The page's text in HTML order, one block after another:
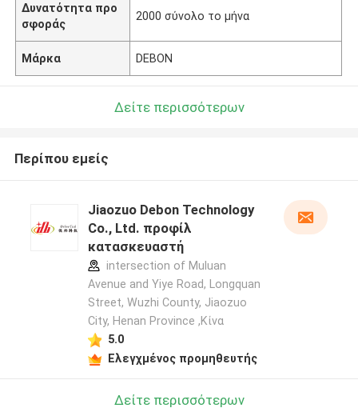
Δυνατότητα προ
σφοράς
2000 σύνολο το μήνα
Μάρκα DEBON
Δείτε περισσότερων
Περίπου εμείς
Jiaozuo Debon Technology
Co., Ltd. προφίλ
κατασκευαστή
intersection of Muluan
Avenue and Yiye Road, Longquan
Street, Wuzhi County, Jiaozuo
City, Henan Province ,Κίνα
5.0
Ελεγχμένος προμηθευτής
Δείτε περισσότερων